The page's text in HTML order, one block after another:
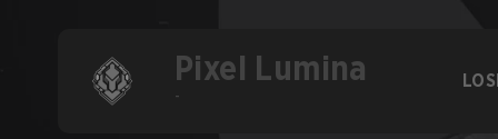
Pixel Lumina
-